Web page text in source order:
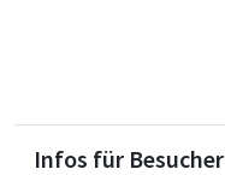
Infos für Besucher